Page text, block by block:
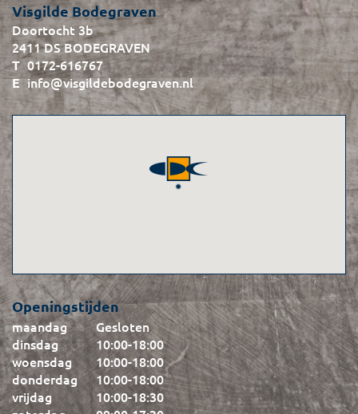
Visgilde Bodegraven
Doortocht 3b
2411 DS BODEGRAVEN
0172-616767
info@visgildebodegraven.nl
Openingstijden
maandag
Gesloten
dinsdag
10:00-18:00
woensdag
10:00-18:00
donderdag
10:00-18:00
vrijdag
10:00-18:30